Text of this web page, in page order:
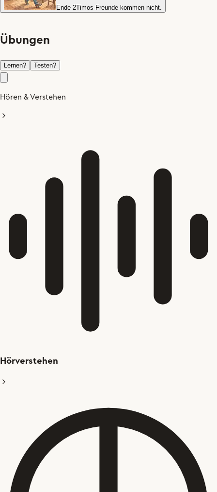
Ende 2Timos Freunde kommen nicht.
Übungen
Lernen? Testen?
Hören & Verstehen
Hörverstehen